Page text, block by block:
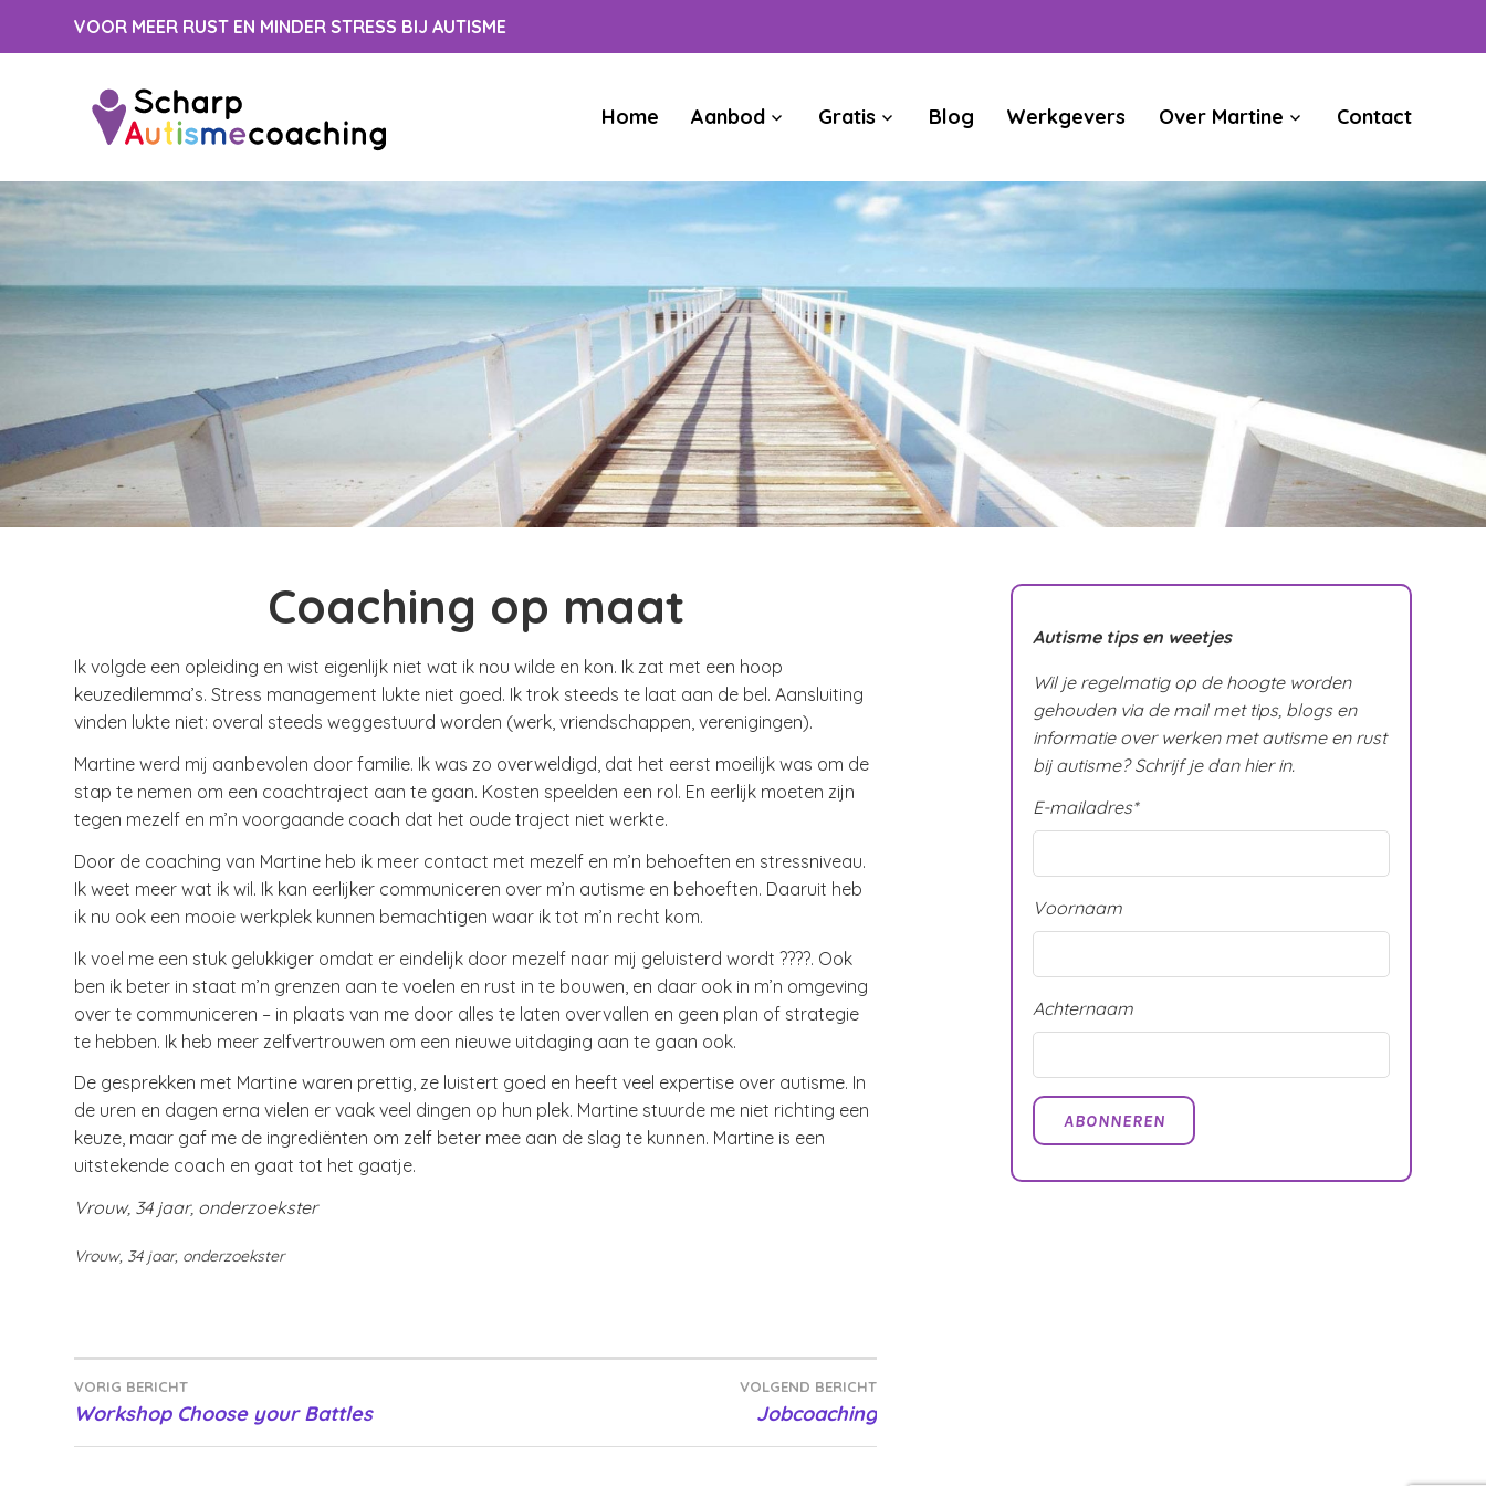
VOOR MEER RUST EN MINDER STRESS BIJ AUTISME
Home Aanbod Gratis Blog Werkgevers Over Martine Contact
Coaching op maat
Ik volgde een opleiding en wist eigenlijk niet wat ik nou wilde en kon. Ik zat met een hoop
keuzedilemma’s. Stress management lukte niet goed. Ik trok steeds te laat aan de bel. Aansluiting
vinden lukte niet: overal steeds weggestuurd worden (werk, vriendschappen, verenigingen).
Martine werd mij aanbevolen door familie. Ik was zo overweldigd, dat het eerst moeilijk was om de
stap te nemen om een coachtraject aan te gaan. Kosten speelden een rol. En eerlijk moeten zijn
tegen mezelf en m’n voorgaande coach dat het oude traject niet werkte.
Door de coaching van Martine heb ik meer contact met mezelf en m’n behoeften en stressniveau.
Ik weet meer wat ik wil. Ik kan eerlijker communiceren over m’n autisme en behoeften. Daaruit heb
ik nu ook een mooie werkplek kunnen bemachtigen waar ik tot m’n recht kom.
Ik voel me een stuk gelukkiger omdat er eindelijk door mezelf naar mij geluisterd wordt ????. Ook
ben ik beter in staat m’n grenzen aan te voelen en rust in te bouwen, en daar ook in m’n omgeving
over te communiceren – in plaats van me door alles te laten overvallen en geen plan of strategie
te hebben. Ik heb meer zelfvertrouwen om een nieuwe uitdaging aan te gaan ook.
De gesprekken met Martine waren prettig, ze luistert goed en heeft veel expertise over autisme. In
de uren en dagen erna vielen er vaak veel dingen op hun plek. Martine stuurde me niet richting een
keuze, maar gaf me de ingrediënten om zelf beter mee aan de slag te kunnen. Martine is een
uitstekende coach en gaat tot het gaatje.
Vrouw, 34 jaar, onderzoekster
Vrouw, 34 jaar, onderzoekster
Bericht
navigatie
VORIG BERICHT
Workshop Choose your Battles
VOLGEND BERICHT
Jobcoaching
Autisme tips en weetjes
Wil je regelmatig op de hoogte worden
gehouden via de mail met tips, blogs en
informatie over werken met autisme en rust
bij autisme? Schrijf je dan hier in.
E-mailadres*
Voornaam
Achternaam
ABONNEREN